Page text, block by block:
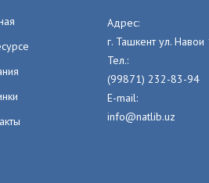
Адрес:
г. Ташкент ул. Навои
Тел.:
(99871) 232-83-94
E-mail:
info@natlib.uz